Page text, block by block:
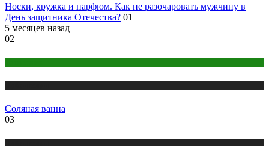
Носки, кружка и парфюм. Как не разочаровать мужчину в
День защитника Отечества? 01
5 месяцев назад
02
Соляная ванна
03